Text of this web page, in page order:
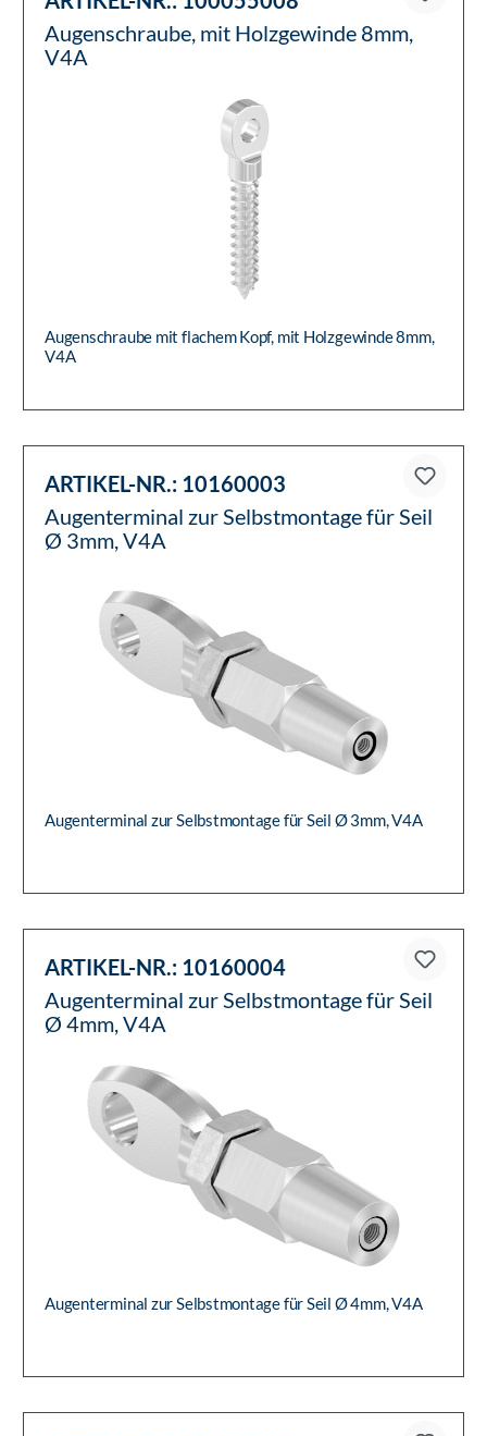
Augenschraube, mit Holzgewinde 8mm,
V4A
Augenschraube mit flachem Kopf, mit Holzgewinde 8mm,
V4A
ARTIKEL-NR.: 10160003
Augenterminal zur Selbstmontage für Seil
Ø 3mm, V4A
Augenterminal zur Selbstmontage für Seil Ø 3mm, V4A
ARTIKEL-NR.: 10160004
Augenterminal zur Selbstmontage für Seil
Ø 4mm, V4A
Augenterminal zur Selbstmontage für Seil Ø 4mm, V4A